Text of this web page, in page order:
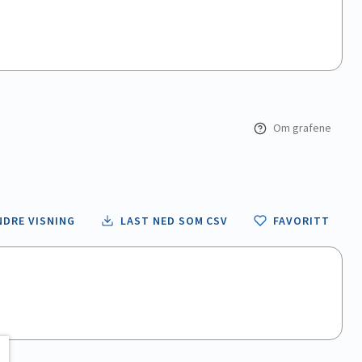
Om grafene
VISNING LAST NED SOM CSV FAVORITT